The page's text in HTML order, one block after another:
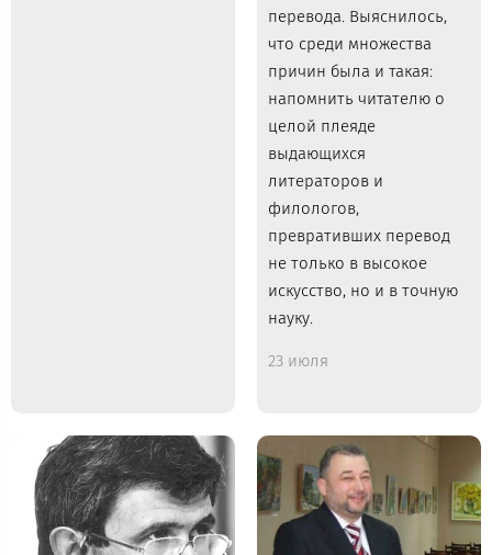
перевода. Выяснилось,
что среди множества
причин была и такая:
напомнить читателю о
целой плеяде
выдающихся
литераторов и
филологов,
превративших перевод
не только в высокое
искусство, но и в точную
науку.
23 июля